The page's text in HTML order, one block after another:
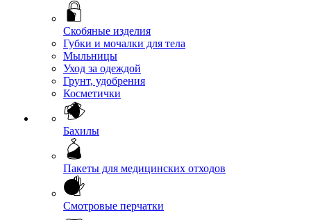
Скобяные изделия
Губки и мочалки для тела
Мыльницы
Уход за одеждой
Грунт, удобрения
Косметички
Бахилы
Пакеты для медицинских отходов
Смотровые перчатки